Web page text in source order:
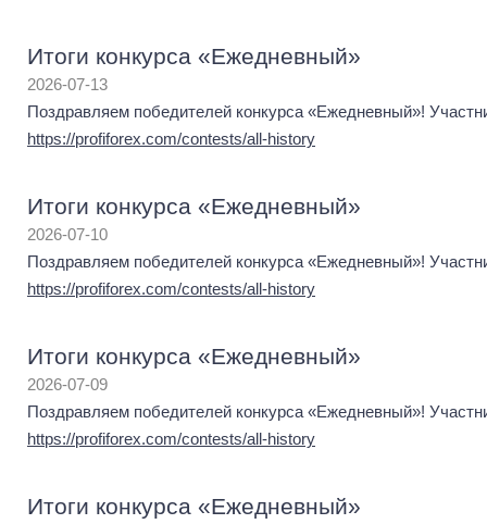
Итоги конкурса «Ежедневный»
2026-07-13
Поздравляем победителей конкурса «Ежедневный»!
https://profiforex.com/contests/all-history
Итоги конкурса «Ежедневный»
2026-07-10
Поздравляем победителей конкурса «Ежедневный»!
https://profiforex.com/contests/all-history
Итоги конкурса «Ежедневный»
2026-07-09
Поздравляем победителей конкурса «Ежедневный»!
https://profiforex.com/contests/all-history
Итоги конкурса «Ежедневный»